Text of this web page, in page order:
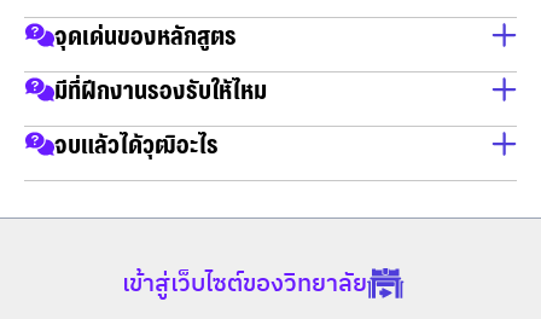
เป็นผู้จบการศึกษาในวุฒิ ม.6 / กศน / ปวช / ปวส และ ปริญญา
จุดเด่นของหลักสูตร
หลักสูตรมีการเน้นการเรียนรู้แบบปฏิบัติที่ให้นักศึกษามีโอกาส
ช่วยในการพัฒนาทักษะและความเชี่ยวชาญที่นักศึกษาจะต้องใช้
ในวงการโลจิสติกส์และโซ่อุปทาน
มีที่ฝึกงานรองรับให้ไหม
มีสถานประกอบการพันธมิตรรองรับในการฝึกงาน
จบแล้วได้วุฒิอะไร
อุปทาน
เข้าสู่เว็บไซต์ของวิทยาลัย